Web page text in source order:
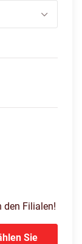
den Filialen!
Sie